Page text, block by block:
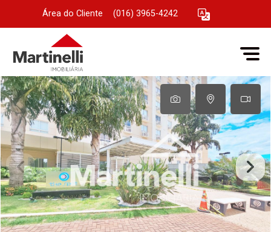
Área do Cliente (016) 3965-4242